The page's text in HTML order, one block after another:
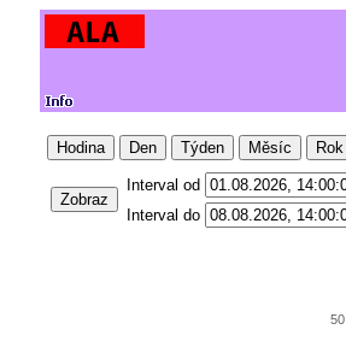
Hodina Den Týden Měsíc Rok
Zobraz
Interval od
Interval do
50